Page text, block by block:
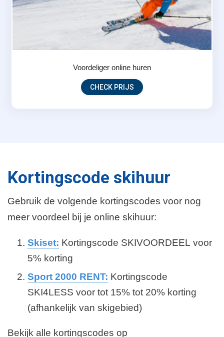
Voordeliger online huren
CHECK PRIJS
Kortingscode skihuur
Gebruik de volgende kortingscodes voor nog
meer voordeel bij je online skihuur:
Skiset: Kortingscode SKIVOORDEEL voor
5% korting
Sport 2000 RENT: Kortingscode
SKI4LESS voor tot 15% tot 20% korting
(afhankelijk van skigebied)
Bekijk alle kortingscodes op